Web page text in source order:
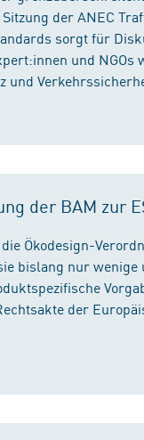
der ANEC
sorgt für
und
und
der BAM zur
Ökodesign-
bislang nur
der